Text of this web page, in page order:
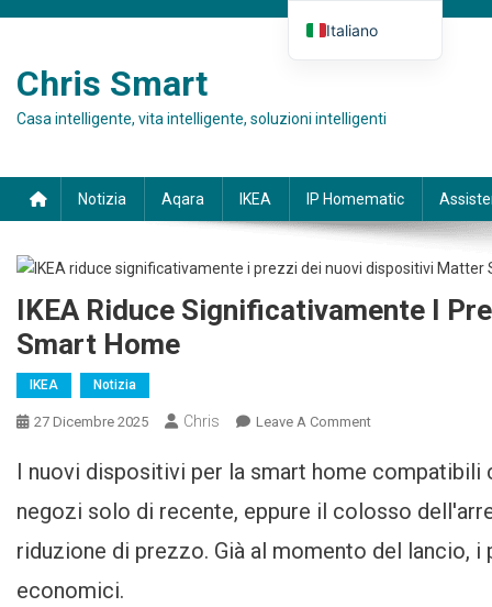
Chris Smart
Casa intelligente, vita intelligente, soluzioni intelligenti
Notizia Aqara IKEA IP Homematic
IKEA Riduce Significativamente I
Smart Home
IKEA Notizia
27 Dicembre 2025 Chris Leave A Comment
Matter Smart
Deutlich
I nuovi dispositivi per la smart home
negozi solo di recente, eppure il colosso
riduzione di prezzo. Già al momento del lancio,
economici.
Italiano
Français